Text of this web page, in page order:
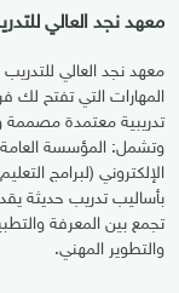
معهد نجد العالي
معهد نجد العالي
المهارات التي تفتح
تدريبية معتمدة مصممة
وتشمل: المؤسسة العامة
الإلكتروني (لبرامج
بأساليب تدريب حديثة
تجمع بين المعرفة
والتطوير المهني.